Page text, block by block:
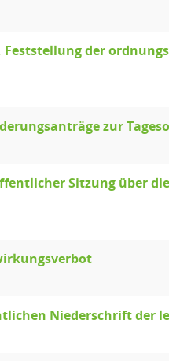
der
zur
Sitzung über
Niederschrift der